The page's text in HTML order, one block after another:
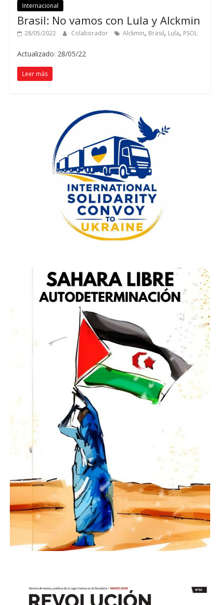
Internacional
Brasil: No vamos con Lula y Alckmin
28/05/2022 Colaborador Alckmin, Brasil, Lula, PSOL
Actualizado: 28/05/22
Leer más